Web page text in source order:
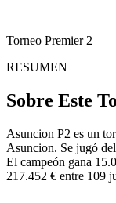
Torneo Premier 2
RESUMEN
Sobre Este
Asuncion P2 es un
Asuncion. Se jugó
El campeón gana
217.452 € entre 109